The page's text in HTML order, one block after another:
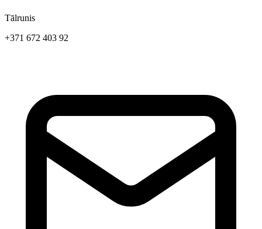
Tālrunis
+371 672 403 92